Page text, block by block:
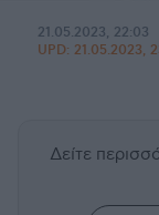
21.05.2023, 22:03
UPD: 21.05.2023,
Δείτε